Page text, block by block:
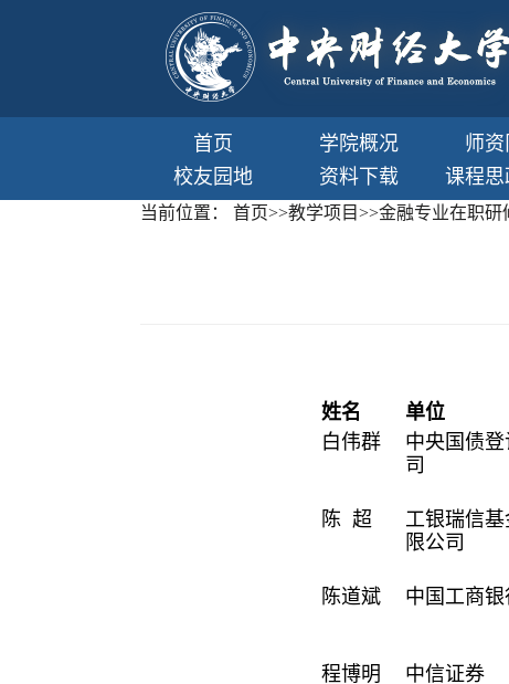
首页 学院概况 师
校友园地
资料下载 课程
当前位置： 首页>>教学项目>>金融专业在职研
姓名 单位
白伟群
中央国债
司
陈 超
工银瑞信
限公司
陈道斌 中国工商
程博明 中信证券